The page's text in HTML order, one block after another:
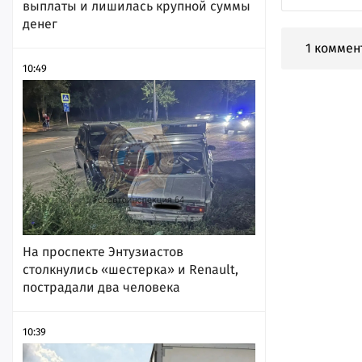
выплаты и лишилась крупной суммы
денег
10:49
На проспекте Энтузиастов
столкнулись «шестерка» и Renault,
пострадали два человека
10:39
1